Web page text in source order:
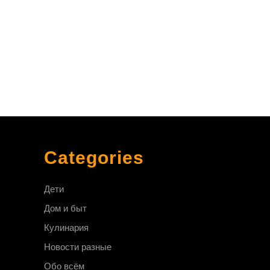
Categories
Дети
Дом и быт
Кулинария
Новости разные
Обо всём